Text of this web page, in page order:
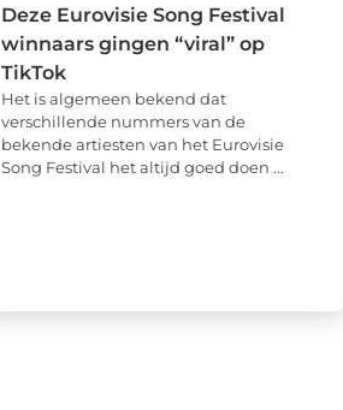
Deze Eurovisie Song Festival
winnaars gingen “viral” op
TikTok
Het is algemeen bekend dat
verschillende nummers van de
bekende artiesten van het Eurovisie
Song Festival het altijd goed doen ...